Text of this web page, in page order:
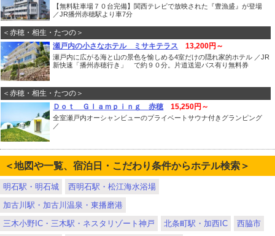
【無料駐車場７０台完備】関西テレビで放映された『豊漁盛』が登場
／JR播州赤穂駅より車7分
＜赤穂・相生・たつの＞
瀬戸内の小さなホテル ミサキテラス
13,200円～
瀬戸内に広がる海と山の景色を愉しめる4室だけの隠れ家的ホテル ／JR
新快速「播州赤穂行き」 で約９０分。片道送迎バス有り無料券
＜赤穂・相生・たつの＞
Ｄｏｔ Ｇｌａｍｐｉｎｇ 赤穂
15,250円～
全室瀬戸内オーシャンビューのプライベートサウナ付きグランピング
／
＜地図や一覧、宿泊日・こだわり条件からホテル検索＞
明石駅・明石城
西明石駅・松江海水浴場
加古川駅・加古川温泉・東播磨港
三木小野IC・三木駅・ネスタリゾート神戸
北条町駅・加西IC
西脇市